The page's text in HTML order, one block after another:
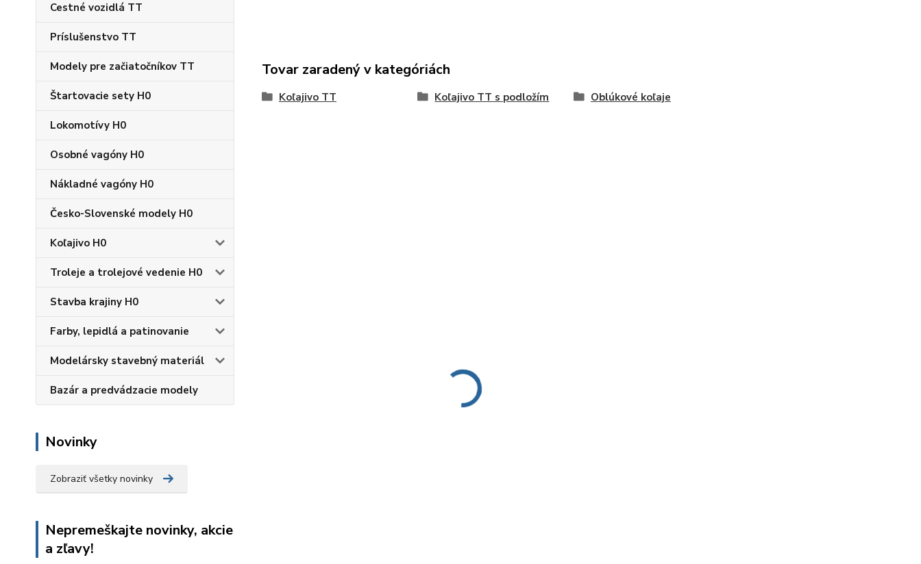
Cestné vozidlá TT
Príslušenstvo TT
Modely pre začiatočníkov TT
Štartovacie sety H0
Lokomotívy H0
Osobné vagóny H0
Nákladné vagóny H0
Česko-Slovenské modely H0
Koľajivo H0
Troleje a trolejové vedenie H0
Stavba krajiny H0
Farby, lepidlá a patinovanie
Modelársky stavebný materiál
Bazár a predvádzacie modely
Novinky
Zobraziť všetky novinky
Nepremeškajte novinky, akcie
a zľavy!
Tovar zaradený v kategóriách
Koľajivo TT Koľajivo TT s podložím Oblúkové koľaje